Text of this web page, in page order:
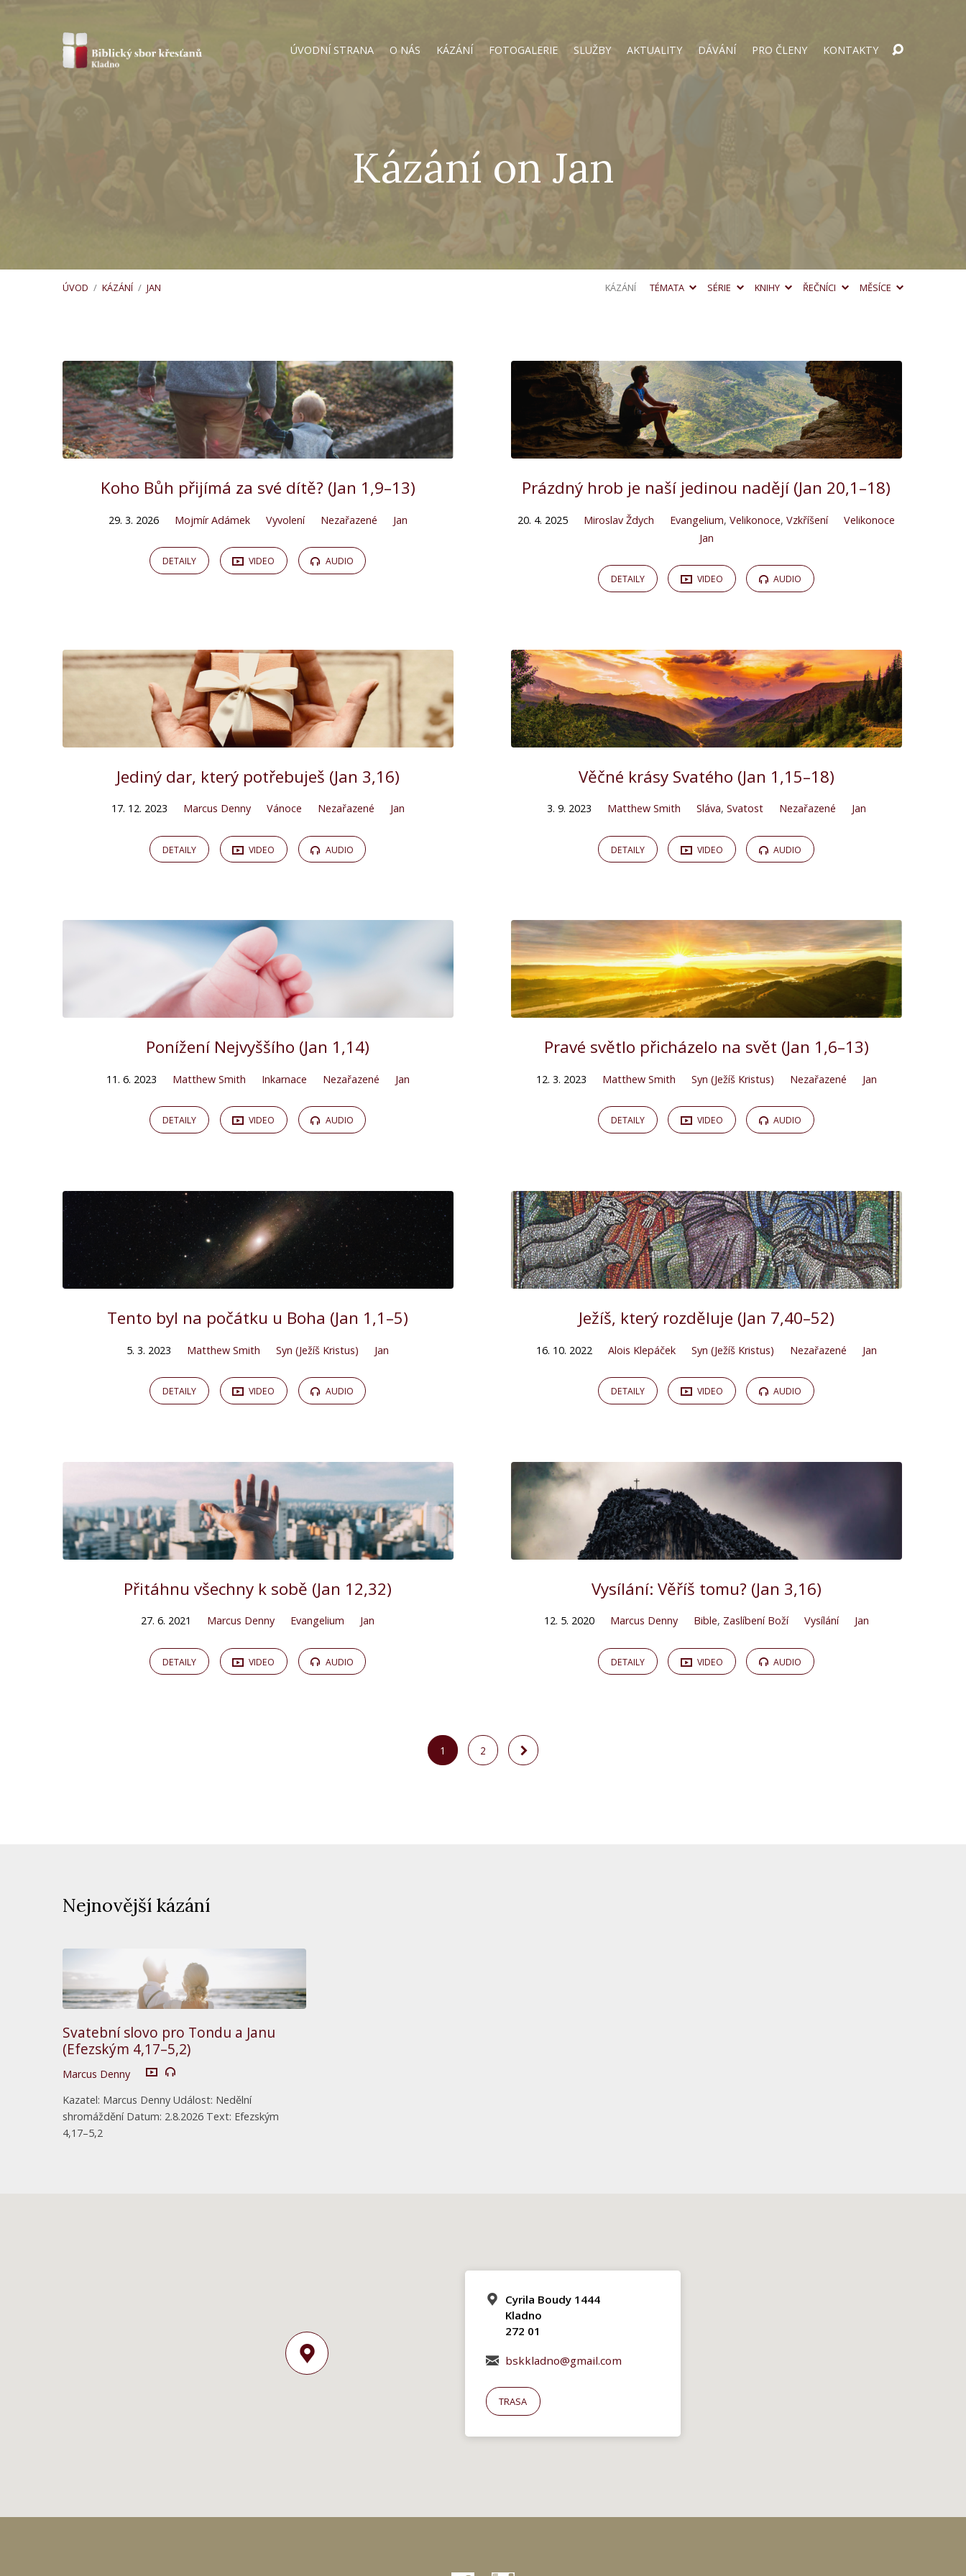
ÚVODNÍ STRANA O NÁS KÁZÁNÍ FOTOGALERIE SLUŽBY AKTUALITY DÁVÁNÍ PRO ČLENY KONTAKTY
Kázání on Jan
ÚVOD / KÁZÁNÍ / JAN KÁZÁNÍ TÉMATA SÉRIE KNIHY ŘEČNÍCI MĚSÍCE
Kázání
on
Jan
Koho Bůh přijímá za své dítě? (Jan 1,9–13)
29. 3. 2026 Mojmír Adámek Vyvolení Nezařazené Jan
DETAILY VIDEO AUDIO
Prázdný hrob je naší jedinou nadějí (Jan 20,1–18)
20. 4. 2025 Miroslav Ždych Evangelium,Velikonoce,Vzkříšení
Velikonoce
Jan
DETAILY VIDEO AUDIO
Jediný dar, který potřebuješ (Jan 3,16)
17. 12. 2023 Marcus Denny Vánoce Nezařazené Jan
DETAILY VIDEO AUDIO
Věčné krásy Svatého (Jan 1,15–18)
3. 9. 2023 Matthew Smith Sláva, Svatost Nezařazené Jan
DETAILY VIDEO AUDIO
Ponížení Nejvyššího (Jan 1,14)
11. 6. 2023 Matthew Smith Inkarnace Nezařazené Jan
DETAILY VIDEO AUDIO
Pravé světlo přicházelo na svět (Jan 1,6–13)
12. 3. 2023 Matthew Smith Syn (Ježíš Kristus) Nezařazené Jan
DETAILY VIDEO AUDIO
Tento byl na počátku u Boha (Jan 1,1–5)
5. 3. 2023 Matthew Smith Syn (Ježíš Kristus) Jan
DETAILY VIDEO AUDIO
Ježíš, který rozděluje (Jan 7,40–52)
16. 10. 2022 Alois Klepáček Syn (Ježíš Kristus) Nezařazené Jan
DETAILY VIDEO AUDIO
Přitáhnu všechny k sobě (Jan 12,32)
27. 6. 2021 Marcus Denny Evangelium Jan
DETAILY VIDEO AUDIO
Vysílání: Věříš tomu? (Jan 3,16)
12. 5. 2020 Marcus Denny Bible, Zaslíbení Boží Vysílání Jan
DETAILY VIDEO AUDIO
1 2
Nejnovější kázání
Svatební slovo pro Tondu a Janu
(Efezským 4,17–5,2)
Marcus Denny
Kazatel: Marcus Denny Událost: Nedělní
shromáždění Datum: 2.8.2026 Text: Efezským
4,17–5,2
Cyrila Boudy 1444
Kladno
272 01
bskkladno@gmail.com
TRASA